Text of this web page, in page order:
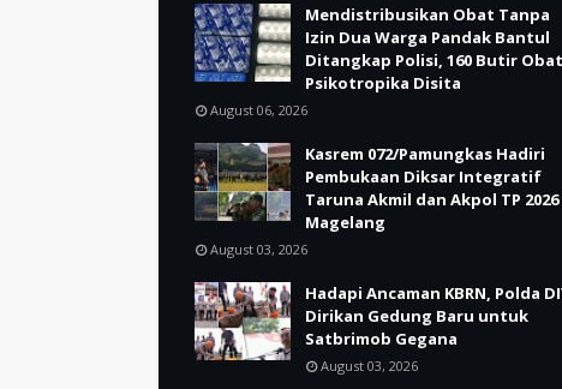
Mendistribusikan Obat Tanpa
Izin Dua Warga Pandak Bantul
Ditangkap Polisi, 160 Butir Obat
Psikotropika Disita
August 06, 2026
Kasrem 072/Pamungkas Hadiri
Pembukaan Diksar Integratif
Taruna Akmil dan Akpol TP 2026
Magelang
August 03, 2026
Hadapi Ancaman KBRN, Polda
Dirikan Gedung Baru untuk
Satbrimob Gegana
August 03, 2026